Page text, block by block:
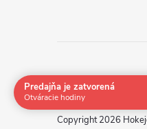
Copyright 2026
Predajňa je zatvorená
Otváracie hodinyNavštívte nás
Čas